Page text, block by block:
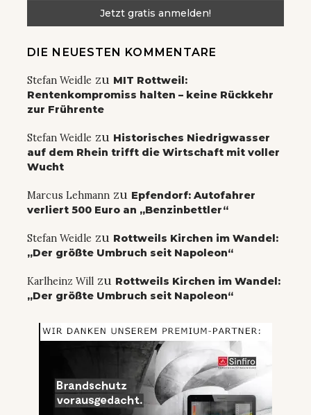
DIE NEUESTEN KOMMENTARE
Stefan Weidle zu MIT Rottweil:
Rentenkompromiss halten – keine Rückkehr
zur Frührente
Stefan Weidle zu Historisches Niedrigwasser
auf dem Rhein trifft die Wirtschaft mit voller
Wucht
Marcus Lehmann zu Epfendorf: Autofahrer
verliert 500 Euro an „Benzinbettler“
Stefan Weidle zu Rottweils Kirchen im Wandel:
„Der größte Umbruch seit Napoleon“
Karlheinz Will zu Rottweils Kirchen im Wandel:
„Der größte Umbruch seit Napoleon“